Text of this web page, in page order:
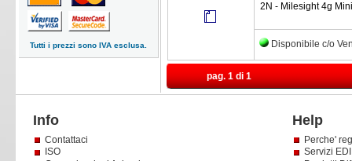
Tutti i prezzi sono IVA esclusa.
2N - Milesight 4g
Disponibile c/o
pag. 1 di 1
Info Help
Contattaci
ISO
Perche'
Servizi